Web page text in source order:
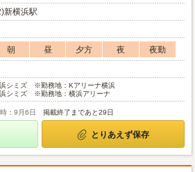
新横浜駅
朝 昼 夕方 夜
夜勤
シミズ ※勤務地：Kアリーナ横浜
シミズ ※勤務地：横浜アリーナ
：9月6日 掲載終了まであと29日
とりあえず保存